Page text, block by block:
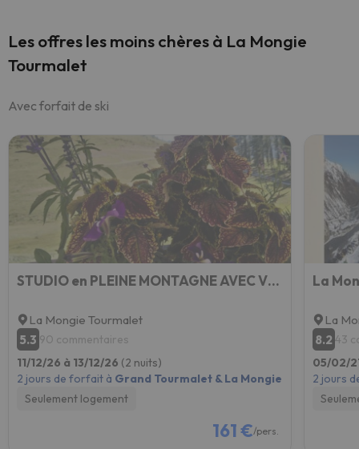
Les offres les moins chères à La Mongie
Tourmalet
Avec forfait de ski
STUDIO en PLEINE MONTAGNE AVEC VUE SUR MARMOTTES
La Mongie Tourmalet
5.3 90 commentaires
11/12/26 à 13/12/26 (2 nuits)
2 jours de forfait à Grand Tourmalet & La Mongie
Seulement logement
161 €/pers.
La
8.2 43
05/02/
2 jours